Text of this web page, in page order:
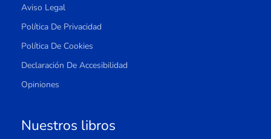
Aviso Legal
Política De Privacidad
Política De Cookies
Declaración De Accesibilidad
Opiniones
Nuestros libros